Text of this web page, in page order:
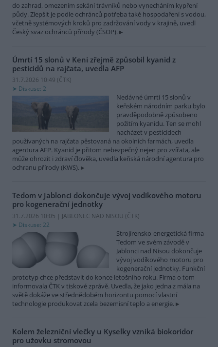
do zahrad, omezením sekání trávníků nebo vynecháním kypření
půdy. Zlepšit je podle ochránců potřeba také hospodaření s vodou,
včetně systémových kroků pro zadržování vody v krajině, uvedl
Český svaz ochránců přírody (ČSOP).
Úmrtí 15 slonů v Keni zřejmě způsobil kyanid z
pesticidů na rajčata, uvedla AFP
31.7.2026 10:49 (ČTK)
Diskuse: 2
Nedávné úmrtí 15 slonů v
keňském národním parku bylo
pravděpodobně způsobeno
požitím kyanidu. Ten se mohl
nacházet v pesticidech
používaných na rajčata pěstovaná na okolních farmách, uvedla
agentura AFP. Kyanid je přitom nebezpečný nejen pro zvířata, ale
může ohrozit i zdraví člověka, uvedla keňská národní agentura pro
ochranu přírody (KWS).
Tedom v Jablonci dokončuje vývoj vodíkového motoru
pro kogenerační jednotky
31.7.2026 10:05 | JABLONEC NAD NISOU (ČTK)
Diskuse: 22
Strojírensko-energetická firma
Tedom ve svém závodě v
Jablonci nad Nisou dokončuje
vývoj vodíkového motoru pro
kogenerační jednotky. Funkční
prototyp chce představit do konce letošního roku. Firma o tom
informovala ČTK v tiskové zprávě. Uvedla, že jako jedna z mála na
světě dokáže ve střednědobém horizontu pomocí vlastní
technologie produkovat zcela bezemisní teplo a energie.
Kolem železniční vlečky u Kyselky vzniká biokoridor
pro užovku stromovou